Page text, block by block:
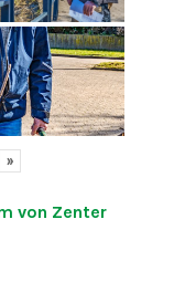
»
von Zenter